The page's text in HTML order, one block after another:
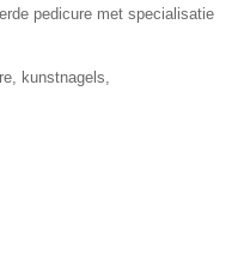
pedicure met specialisatie
kunstnagels,